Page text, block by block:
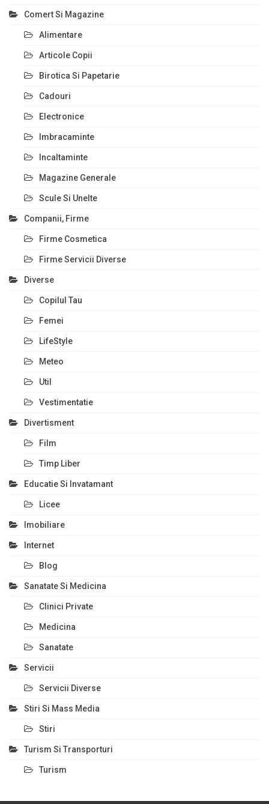
Comert Si Magazine
Alimentare
Articole Copii
Birotica Si Papetarie
Cadouri
Electronice
Imbracaminte
Incaltaminte
Magazine Generale
Scule Si Unelte
Companii, Firme
Firme Cosmetica
Firme Servicii Diverse
Diverse
Copilul Tau
Femei
LifeStyle
Meteo
Util
Vestimentatie
Divertisment
Film
Timp Liber
Educatie Si Invatamant
Licee
Imobiliare
Internet
Blog
Sanatate Si Medicina
Clinici Private
Medicina
Sanatate
Servicii
Servicii Diverse
Stiri Si Mass Media
Stiri
Turism Si Transporturi
Turism